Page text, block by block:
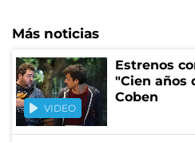
Más noticias
VIDEO
Estrenos
"Cien años
Coben